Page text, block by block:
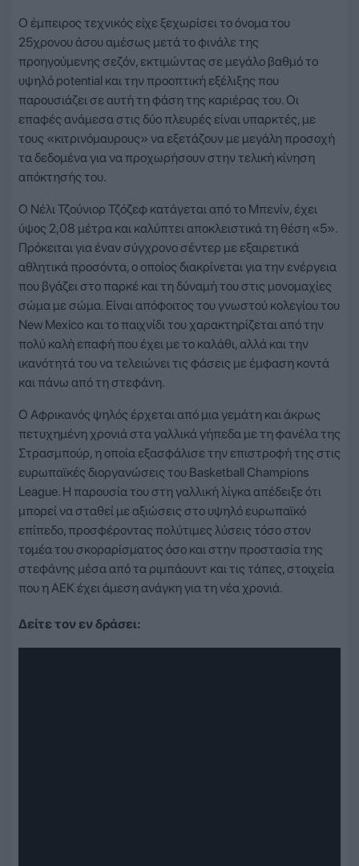
Ο έμπειρος τεχνικός είχε ξεχωρίσει το όνομα του
25χρονου άσου αμέσως μετά το φινάλε της
προηγούμενης σεζόν, εκτιμώντας σε μεγάλο βαθμό το
υψηλό potential και την προοπτική εξέλιξης που
παρουσιάζει σε αυτή τη φάση της καριέρας του. Οι
επαφές ανάμεσα στις δύο πλευρές είναι υπαρκτές, με
τους «κιτρινόμαυρους» να εξετάζουν με μεγάλη προσοχή
τα δεδομένα για να προχωρήσουν στην τελική κίνηση
απόκτησής του.
Ο Νέλι Τζούνιορ Τζόζεφ κατάγεται από το Μπενίν, έχει
ύψος 2,08 μέτρα και καλύπτει αποκλειστικά τη θέση «5».
Πρόκειται για έναν σύγχρονο σέντερ με εξαιρετικά
αθλητικά προσόντα, ο οποίος διακρίνεται για την ενέργεια
που βγάζει στο παρκέ και τη δύναμή του στις μονομαχίες
σώμα με σώμα. Είναι απόφοιτος του γνωστού κολεγίου του
New Mexico και το παιχνίδι του χαρακτηρίζεται από την
πολύ καλή επαφή που έχει με το καλάθι, αλλά και την
ικανότητά του να τελειώνει τις φάσεις με έμφαση κοντά
και πάνω από τη στεφάνη.
Ο Αφρικανός ψηλός έρχεται από μια γεμάτη και άκρως
πετυχημένη χρονιά στα γαλλικά γήπεδα με τη φανέλα της
Στρασμπούρ, η οποία εξασφάλισε την επιστροφή της στις
ευρωπαϊκές διοργανώσεις του Basketball Champions
League. Η παρουσία του στη γαλλική λίγκα απέδειξε ότι
μπορεί να σταθεί με αξιώσεις στο υψηλό ευρωπαϊκό
επίπεδο, προσφέροντας πολύτιμες λύσεις τόσο στον
τομέα του σκοραρίσματος όσο και στην προστασία της
στεφάνης μέσα από τα ριμπάουντ και τις τάπες, στοιχεία
που η ΑΕΚ έχει άμεση ανάγκη για τη νέα χρονιά.
Δείτε τον εν δράσει: